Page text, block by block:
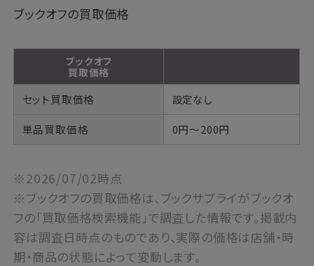
ブックオフの買取価格
ブックオフ
買取価格
セット買取価格 設定なし
単品買取価格 0円～200円
※2026/07/02時点
※ブックオフの買取価格は、ブックサプライがブックオ
フの「買取価格検索機能」で調査した情報です。掲載内
容は調査日時点のものであり、実際の価格は店舗・時
期・商品の状態によって変動します。